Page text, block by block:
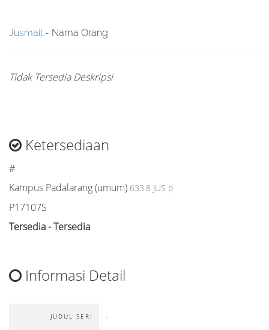
Jusmail - Nama Orang
Tidak Tersedia Deskripsi
Ketersediaan
#
Kampus Padalarang (umum) 633.8 JUS p
P17107S
Tersedia - Tersedia
Informasi Detail
JUDUL SERI -